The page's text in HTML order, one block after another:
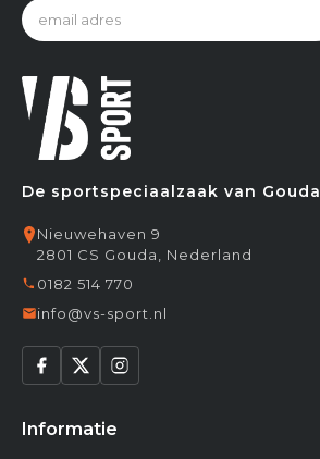
De sportspeciaalzaak van Gouda
Nieuwehaven 9
2801 CS Gouda, Nederland
0182 514 770
info@vs-sport.nl
Informatie